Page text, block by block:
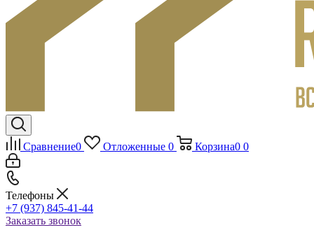
Сравнение0 Отложенные 0 Корзина0 0
Телефоны
+7 (937) 845-41-44
Заказать звонок